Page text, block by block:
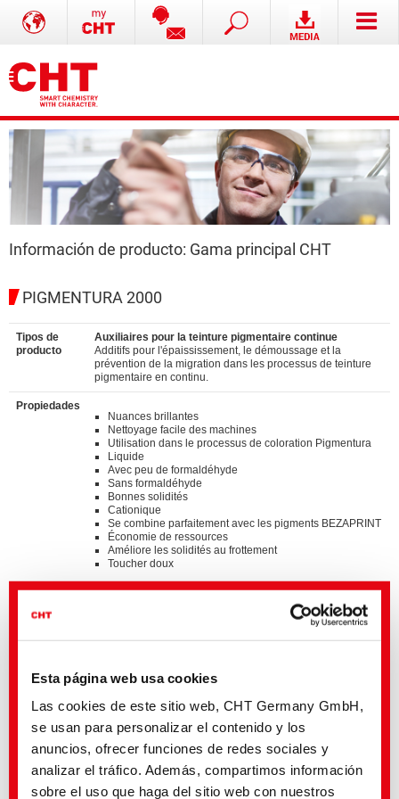
Esta página web usa cookies
Las cookies de este sitio web, CHT Germany GmbH,
se usan para personalizar el contenido y los
anuncios, ofrecer funciones de redes sociales y
analizar el tráfico. Además, compartimos información
sobre el uso que haga del sitio web con nuestros
Información de producto: Gama principal CHT
PIGMENTURA 2000
Tipos de
producto
Auxiliaires pour la teinture pigmentaire continue
Additifs pour l'épaississement, le démoussage et la
prévention de la migration dans les processus de teinture
pigmentaire en continu.
Propiedades
Nuances brillantes
Nettoyage facile des machines
Utilisation dans le processus de coloration Pigmentura
Liquide
Avec peu de formaldéhyde
Sans formaldéhyde
Bonnes solidités
Cationique
Se combine parfaitement avec les pigments BEZAPRINT
Économie de ressources
Améliore les solidités au frottement
Toucher doux
APPROVED chemical product
GOTS approved input (colorant/textile auxiliary) by
ECOCERT GREENLIFE
the requirements of the OEKO-TEX
product class I-IV
Listed on “The List by INDITEX” with AA
Detalles y descargas de listas